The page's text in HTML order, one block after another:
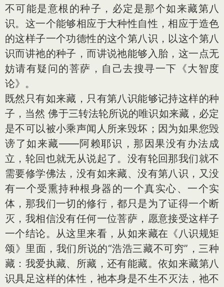
不可能是意根的种子，必定是那个如来藏第八
识。这一个能够相应于大种性自性，相应于造色
的这样子一个功德性的这个第八识，以这个第八
识而讲祂的种子，而讲说祂能够入胎，这一点无
妨请有疑问的菩萨，自己去搜寻一下《大智度
论》。
既然只有如来藏，只有第八识能够记持这样的种
子，当然 佛于三转法轮所说的唯识如来藏，必定
是不可以被小乘声闻人所来毁坏；因为如果您毁
谤了如来藏——阿赖耶识，那因果没有办法成
立，轮回也就无从说起了。没有轮回那我们就不
需要修学佛法，没有如来藏、没有第八识，又没
有一个受熏持种根身器的一个真实心、一个实
体，那我们一切的修行，都只是为了证得一个断
灭，我相信没有任何一位菩萨，愿意接受这样子
一个结论。从这里来看，从如来藏在《八识规矩
颂》里面，我们所说的“浩浩三藏不可穷”，三种
藏：我爱执藏、所藏，还有能藏。依如来藏第八
识具足这样的体性，祂本身是不生不灭法，祂不